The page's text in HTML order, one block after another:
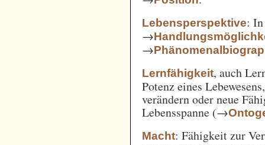
Lebensperspektive:
→
→
Lernfähigkeit, auch
Potenz eines
verändern oder neue
Lebensspanne (→
Macht: Fähigkeit zur